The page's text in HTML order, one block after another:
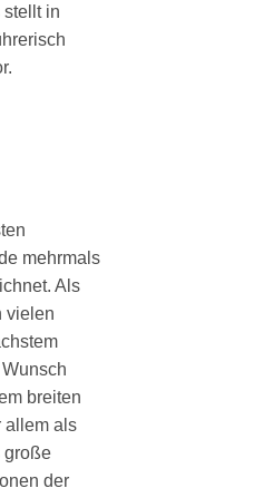
in
mehrmals
Als
vielen
breiten
allem als
große
der